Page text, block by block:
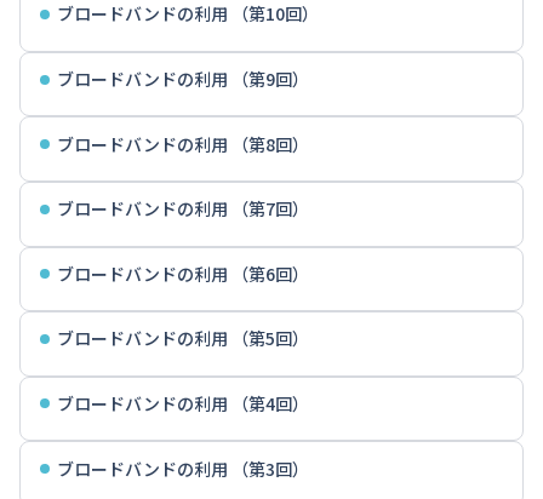
ブロードバンドの利用 （第10回）
ブロードバンドの利用 （第9回）
ブロードバンドの利用 （第8回）
ブロードバンドの利用 （第7回）
ブロードバンドの利用 （第6回）
ブロードバンドの利用 （第5回）
ブロードバンドの利用 （第4回）
ブロードバンドの利用 （第3回）